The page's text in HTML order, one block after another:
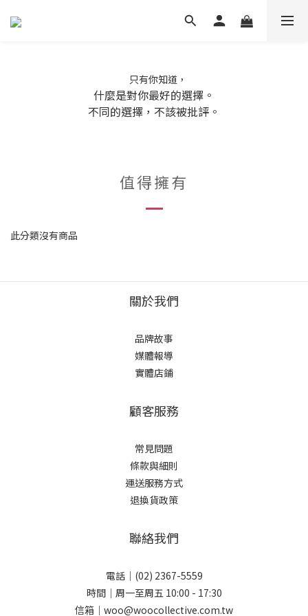
只有你知道，
什麼是對你最好的選擇。
不同的選擇，不該被批評。
值得擁有
此分類沒有商品
關於我們
品牌故事
媒體報導
實體店鋪
顧客服務
常見問題
條款與細則
運送服務方式
退換貨政策
聯絡我們
電話｜(02) 2367-5559
時間｜周一至周五 10:00 - 17:30
信箱｜woo@woocollective.com.tw